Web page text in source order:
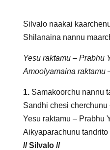
Silvalo naakai
Shilanaina nannu
Yesu raktamu – Prabhu
Amoolyamaina raktamu
1. Samakoorchu nannu
Sandhi chesi cherchunu
Yesu raktamu – Prabhu
Aikyaparachunu tandrito
// Silvalo //